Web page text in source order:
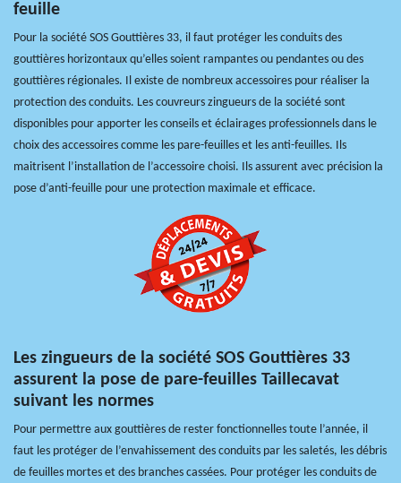
feuille
Pour la société SOS Gouttières 33, il faut protéger les conduits des
gouttières horizontaux qu’elles soient rampantes ou pendantes ou des
gouttières régionales. Il existe de nombreux accessoires pour réaliser la
protection des conduits. Les couvreurs zingueurs de la société sont
disponibles pour apporter les conseils et éclairages professionnels dans le
choix des accessoires comme les pare-feuilles et les anti-feuilles. Ils
maitrisent l’installation de l’accessoire choisi. Ils assurent avec précision la
pose d’anti-feuille pour une protection maximale et efficace.
Les zingueurs de la société SOS Gouttières 33
assurent la pose de pare-feuilles Taillecavat
suivant les normes
Pour permettre aux gouttières de rester fonctionnelles toute l’année, il
faut les protéger de l’envahissement des conduits par les saletés, les débris
de feuilles mortes et des branches cassées. Pour protéger les conduits de